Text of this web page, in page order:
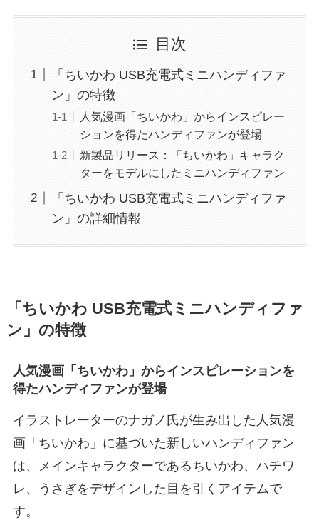
目次
「ちいかわ USB充電式ミニハンディファ
ン」の特徴
人気漫画「ちいかわ」からインスピレー
ションを得たハンディファンが登場
新製品リリース：「ちいかわ」キャラク
ターをモデルにしたミニハンディファン
「ちいかわ USB充電式ミニハンディファ
ン」の詳細情報
「ちいかわ USB充電式ミニハンディファ
ン」の特徴
人気漫画「ちいかわ」からインスピレーションを
得たハンディファンが登場
イラストレーターのナガノ氏が生み出した人気漫
画「ちいかわ」に基づいた新しいハンディファン
は、メインキャラクターであるちいかわ、ハチワ
レ、うさぎをデザインした目を引くアイテムで
す。